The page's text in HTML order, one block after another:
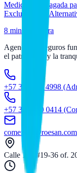
Medicina Prepagada
Exclusiones y
8 min de lectura
Agencia de seguros
el patrimonio y la
+57 300 211 4998
+57 312 600 0414
comercial@roesan.com
Calle 109 #19-36 of.